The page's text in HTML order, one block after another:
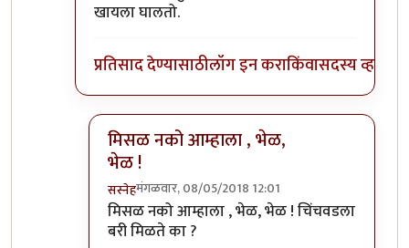
खायला घालतो.
प्रतिसाद देण्यासाठीलॉग इन कराकिंवासदस्य व्हा
मिसळ नको आम्हाला , भेळ,
भेळ !
सस्नेहमंगळवार, 08/05/2018 12:01
In reply toया चिंचवडात, तुम्हालाbyप्रचेतस
मिसळ नको आम्हाला , भेळ, भेळ ! चिंचवडला
बरी मिळते का ?